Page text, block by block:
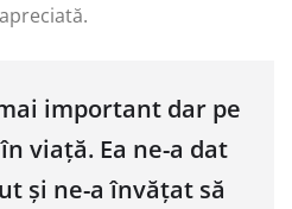
important dar pe
viață. Ea ne-a dat
și ne-a învățat să